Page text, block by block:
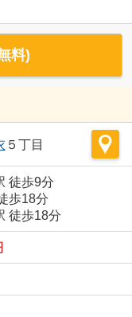
料)
５丁目
徒歩9分
歩18分
徒歩18分